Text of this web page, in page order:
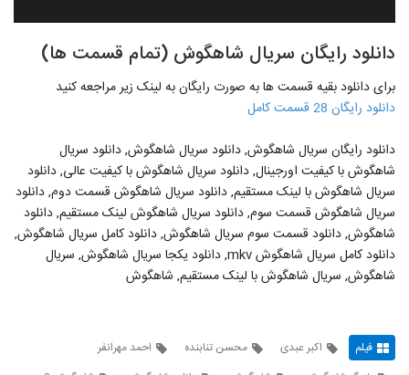
دانلود رایگان سریال شاهگوش (تمام قسمت ها)
برای دانلود بقیه قسمت ها به صورت رایگان به لینک زیر مراجعه کنید
دانلود رایگان 28 قسمت کامل
دانلود رایگان سریال شاهگوش, دانلود سریال شاهگوش, دانلود سریال
شاهگوش با کیفیت اورجینال, دانلود سریال شاهگوش با کیفیت عالی, دانلود
سریال شاهگوش با لینک مستقیم, دانلود سریال شاهگوش قسمت دوم, دانلود
سریال شاهگوش قسمت سوم, دانلود سریال شاهگوش لینک مستقیم, دانلود
شاهگوش, دانلود قسمت سوم سریال شاهگوش, دانلود کامل سریال شاهگوش,
دانلود کامل سریال شاهگوش mkv, دانلود یکجا سریال شاهگوش, سریال
شاهگوش, سریال شاهگوش با لینک مستقیم, شاهگوش
فیلم اکبر عبدی محسن تنابنده
احمد مهرانفر